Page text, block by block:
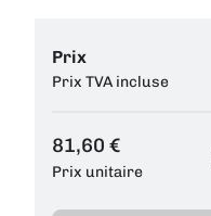
Prix
Prix TVA incluse
81,60 €
Prix unitaire